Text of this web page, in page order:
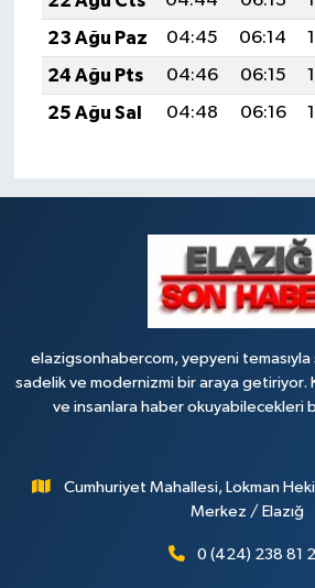
23 Ağu Paz
04:45 06:14
24 Ağu Pts
04:46 06:15
25 Ağu Sal
04:48 06:16
elazigsonhabercom, yepyeni
sadelik ve modernizmi bir araya getiriyor.
ve insanlara haber okuyabilecekleri
Cumhuriyet Mahallesi, Lokman
Merkez / Elazığ
0 (424) 238 81